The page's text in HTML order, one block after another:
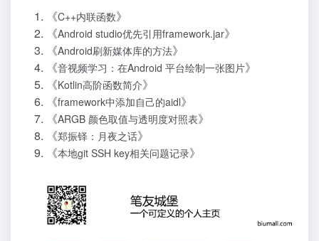
《C++内联函数》
《Android studio优先引用framework.jar》
《Android刷新媒体库的方法》
《音视频学习：在Android 平台绘制一张图片》
《Kotlin高阶函数简介》
《framework中添加自己的aidl》
《ARGB 颜色取值与透明度对照表》
《郑振铎：月夜之话》
《本地git SSH key相关问题记录》